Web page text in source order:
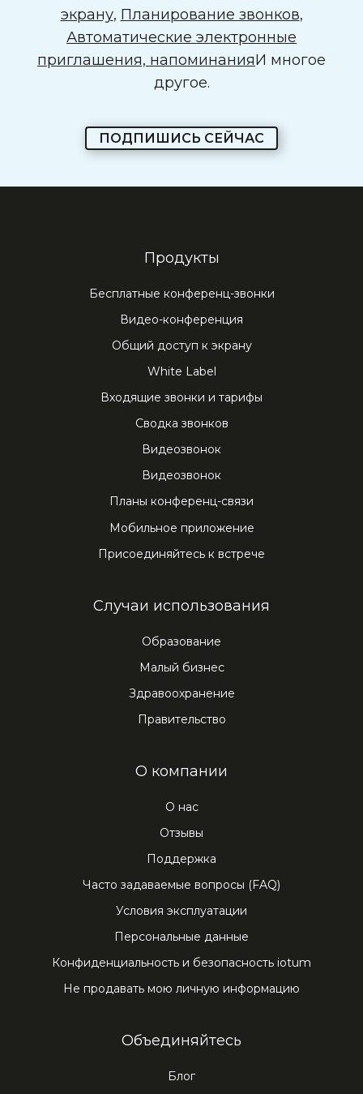
экрану, Планирование звонков,
Автоматические электронные
приглашения, напоминанияИ многое
другое.
ПОДПИШИСЬ СЕЙЧАС
Продукты
Бесплатные конференц-звонки
Видео-конференция
Общий доступ к экрану
White Label
Входящие звонки и тарифы
Сводка звонков
Видеозвонок
Видеозвонок
Планы конференц-связи
Мобильное приложение
Присоединяйтесь к встрече
Случаи использования
Образование
Малый бизнес
Здравоохранение
Правительство
O компании
О нас
Отзывы
Поддержка
Часто задаваемые вопросы (FAQ)
Условия эксплуатации
Персональные данные
Конфиденциальность и безопасность iotum
Не продавать мою личную информацию
Объединяйтесь
Блог